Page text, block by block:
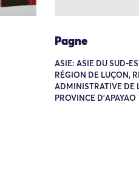
Pagne
ASIE: ASIE DU SUD-
RÉGION DE LUÇON,
ADMINISTRATIVE DE
PROVINCE D'APAYAO